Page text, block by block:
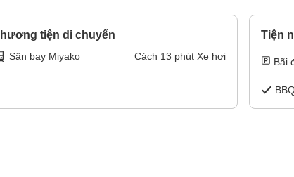
tiện di chuyển
Sân bay Miyako Cách 13 phút Xe hơi
Tiện
Bãi